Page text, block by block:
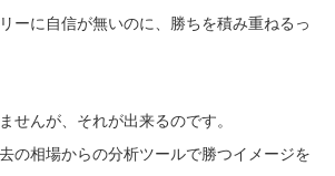
ーに自信が無いのに、勝ちを積み重ねるっ
せんが、それが出来るのです。
の相場からの分析ツールで勝つイメージを